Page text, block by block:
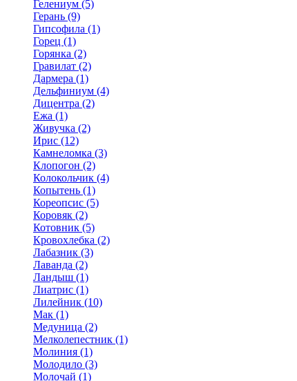
Гелениум (5)
Герань (9)
Гипсофила (1)
Горец (1)
Горянка (2)
Гравилат (2)
Дармера (1)
Дельфиниум (4)
Дицентра (2)
Ежа (1)
Живучка (2)
Ирис (12)
Камнеломка (3)
Клопогон (2)
Колокольчик (4)
Копытень (1)
Кореопсис (5)
Коровяк (2)
Котовник (5)
Кровохлебка (2)
Лабазник (3)
Лаванда (2)
Ландыш (1)
Лиатрис (1)
Лилейник (10)
Мак (1)
Медуница (2)
Мелколепестник (1)
Молиния (1)
Молодило (3)
Молочай (1)